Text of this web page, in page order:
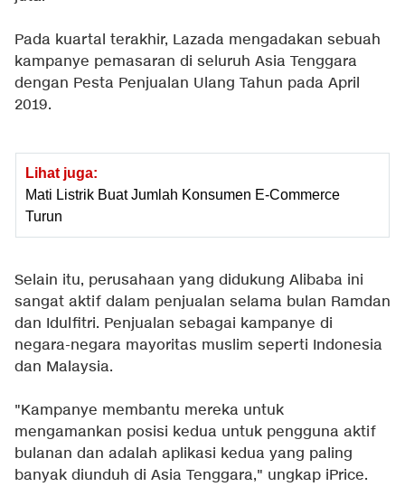
Pada kuartal terakhir, Lazada mengadakan sebuah
kampanye pemasaran di seluruh Asia Tenggara
dengan Pesta Penjualan Ulang Tahun pada April
2019.
Lihat juga:
Mati Listrik Buat Jumlah Konsumen E-Commerce
Turun
Selain itu, perusahaan yang didukung Alibaba ini
sangat aktif dalam penjualan selama bulan Ramdan
dan Idulfitri. Penjualan sebagai kampanye di
negara-negara mayoritas muslim seperti Indonesia
dan Malaysia.
"Kampanye membantu mereka untuk
mengamankan posisi kedua untuk pengguna aktif
bulanan dan adalah aplikasi kedua yang paling
banyak diunduh di Asia Tenggara," ungkap iPrice.